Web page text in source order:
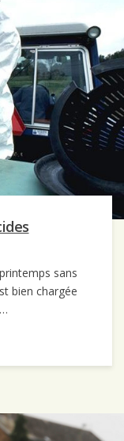
sans
bien chargée